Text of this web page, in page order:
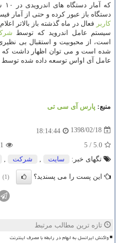
دستگاه باز عبور كرده و حتی از آمار فیسبوك
كاربر فعال در ماه گذشته باز بالاتر
سیستم عامل اندروید كه توسط
است، از محبوبیت و استقبال بی
شده است و می توان اظهار داشت كه
عامل آی اواس توسعه داده شده توسط
منبع: پارس آی سی تی
1398/02/18
18:14:44
5.0
/
5
تگهای خبر:
سایت شركت
این پست را می پسندید؟ (1)
تازه ترین مطالب مرتبط
واکنش ایرانسل به ابهام در رابطه با مصرف اینترنت